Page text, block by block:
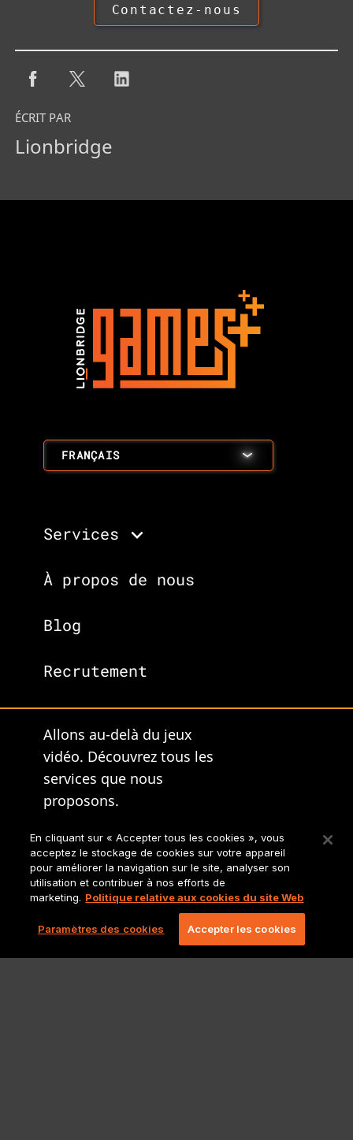
Contactez-nous
ÉCRIT PAR
Lionbridge
FRANÇAIS
Services
À propos de nous
Blog
Recrutement
Allons au-delà du jeux
vidéo. Découvrez tous les
services que nous
proposons.
Site principal de
Lionbridge
En cliquant sur « Accepter tous les cookies », vous
acceptez le stockage de cookies sur votre appareil
pour améliorer la navigation sur le site, analyser son
utilisation et contribuer à nos efforts de
marketing. Politique relative aux cookies du site Web
Paramètres des cookies Accepter les cookies